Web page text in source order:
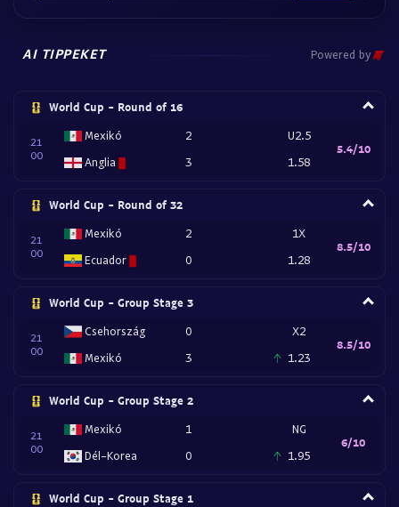
AI TIPPEKET Powered by
World Cup - Round of 16
21
00
Mexikó
Anglia
2
3
U2.5
1.58
5.4/10
World Cup - Round of 32
21
00
Mexikó
Ecuador
2
0
1X
1.28
8.5/10
World Cup - Group Stage 3
21
00
Csehország
Mexikó
0
3
X2
1.23
8.5/10
World Cup - Group Stage 2
21
00
Mexikó
Dél-Korea
1
0
NG
1.95
6/10
World Cup - Group Stage 1